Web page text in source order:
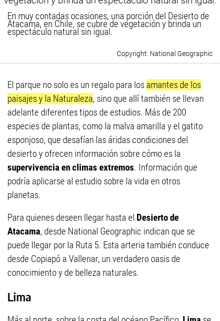
En muy contadas ocasiones, una porción del Desierto de
Atacama, en Chile, se cubre de vegetación y brinda un
espectáculo natural sin igual.
National Geographic
El parque no solo es un regalo para los amantes de los
paisajes y la Naturaleza, sino que allí también se llevan
adelante diferentes tipos de estudios. Más de 200
especies de plantas, como la malva amarilla y el gatito
esponjoso, que desafían las áridas condiciones del
desierto y ofrecen información sobre cómo es la
supervivencia en climas extremos. Información que
podría aplicarse al estudio sobre la vida en otros
planetas.
Para quienes deseen llegar hasta el Desierto de
Atacama, desde National Geographic indican que se
puede llegar por la Ruta 5. Esta arteria también conduce
desde Copiapó a Vallenar, un verdadero oasis de
conocimiento y de belleza naturales.
Lima